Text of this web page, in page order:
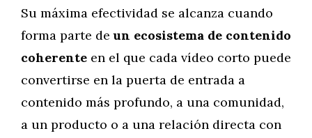
Su máxima efectividad se alcanza cuando
forma parte deun ecosistema de contenido
coherente en el que cada vídeo corto puede
convertirse en la puerta de entrada a
contenido más profundo, a una comunidad,
a un producto o a una relación directa con